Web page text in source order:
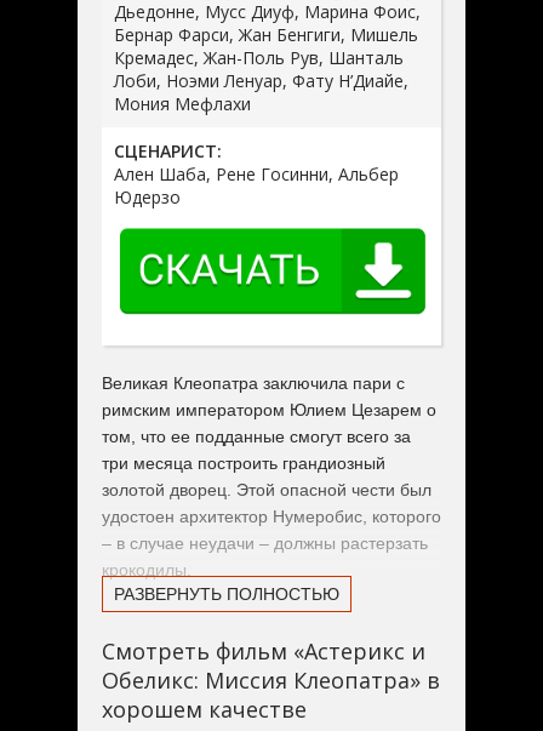
Дьедонне, Мусс Диуф, Марина Фоис,
Бернар Фарси, Жан Бенгиги, Мишель
Кремадес, Жан-Поль Рув, Шанталь
Лоби, Ноэми Ленуар, Фату Н’Диайе,
Мония Мефлахи
СЦЕНАРИСТ:
Ален Шаба, Рене Госинни, Альбер
Юдерзо
Великая Клеопатра заключила пари с
римским императором Юлием Цезарем о
том, что ее подданные смогут всего за
три месяца построить грандиозный
золотой дворец. Этой опасной чести был
удостоен архитектор Нумеробис, которого
– в случае неудачи – должны растерзать
крокодилы.
старого друга – друида Панорамикса с
зельем, дарующим сверхъестественную
силу. А веселые, находчивые Астерикс и
РАЗВЕРНУТЬ ПОЛНОСТЬЮ
Смотреть фильм «Астерикс и
Обеликс: Миссия Клеопатра» в
хорошем качестве